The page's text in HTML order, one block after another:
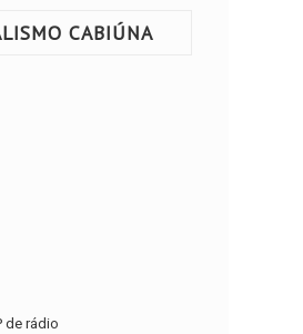
CABIÚNA
de rádio